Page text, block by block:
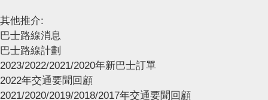
其他推介:
巴士路線消息
巴士路線計劃
2023/2022/2021/2020年新巴士訂單
2022年交通要聞回顧
2021/2020/2019/2018/2017年交通要聞回顧